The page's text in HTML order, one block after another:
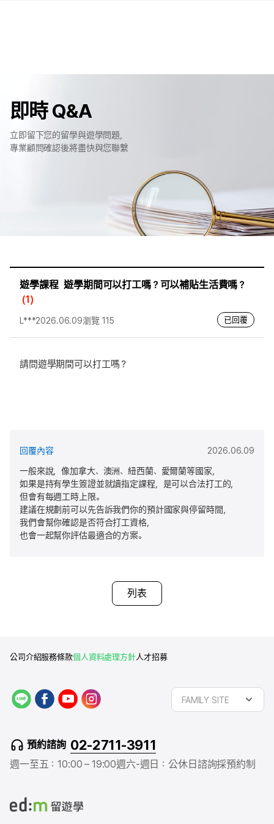
即時 Q&A
立即留下您的留學與遊學問題，
專業顧問確認後將盡快與您聯繫
遊學課程 遊學期間可以打工嗎？可以補貼生活費嗎？
(1)
L***2026.06.09瀏覽 115 已回覆
請問遊學期間可以打工嗎？
2026.06.09
回覆內容
一般來說，像加拿大、澳洲、紐西蘭、愛爾蘭等國家，
如果是持有學生簽證並就讀指定課程，是可以合法打工的，
但會有每週工時上限。
建議在規劃前可以先告訴我們你的預計國家與停留時間，
我們會幫你確認是否符合打工資格，
也會一起幫你評估最適合的方案。
列表
公司介紹服務條款個人資料處理方針人才招募
L
f
a
b
o
y
o
u
e
a
r
FAMILY SITE
預約諮詢 02-2711-3911
週一至五：10:00 – 19:00週六-週日：公休日 諮詢採預約制